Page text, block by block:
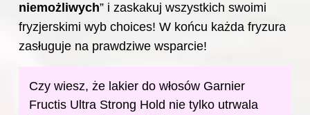
niemożliwych” i zaskakuj wszystkich swoimi
fryzjerskimi wyb choices! W końcu każda fryzura
zasługuje na prawdziwe wsparcie!
Czy wiesz, że lakier do włosów Garnier
Fructis Ultra Strong Hold nie tylko utrwala